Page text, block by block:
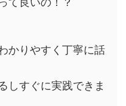
かりやすく丁寧に話
しすぐに実践できま